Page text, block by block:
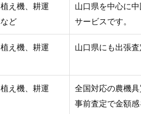
え機、耕運
ど
山口県を中心に
サービスです。
え機、耕運
山口県にも出張
え機、耕運
全国対応の農機
事前査定で金額